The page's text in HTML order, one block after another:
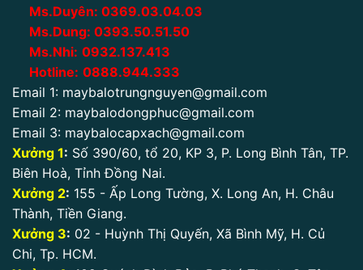
Ms.Duyên: 0369.03.04.03
Ms.Dung: 0393.50.51.50
Ms.Nhi: 0932.137.413
Hotline: 0888.944.333
Email 1: maybalotrungnguyen@gmail.com
Email 2: maybalodongphuc@gmail.com
Email 3: maybalocapxach@gmail.com
Xưởng 1: Số 390/60, tổ 20, KP 3, P. Long Bình Tân, TP.
Biên Hoà, Tỉnh Đồng Nai.
Xưởng 2: 155 - Ấp Long Tường, X. Long An, H. Châu
Thành, Tiền Giang.
Xưởng 3: 02 - Huỳnh Thị Quyến, Xã Bình Mỹ, H. Củ
Chi, Tp. HCM.